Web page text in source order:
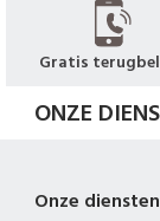
Gratis
ONZE
Onze